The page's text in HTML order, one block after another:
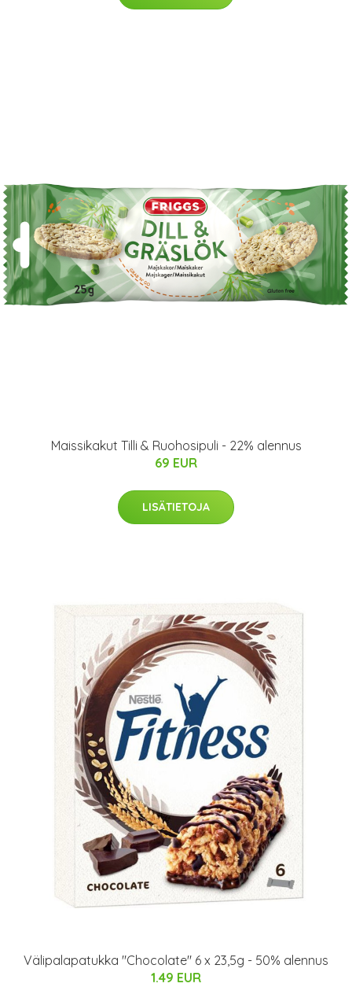
Maissikakut Tilli & Ruohosipuli - 22% alennus
69 EUR
LISÄTIETOJA
Välipalapatukka "Chocolate" 6 x 23,5g - 50% alennus
1.49 EUR